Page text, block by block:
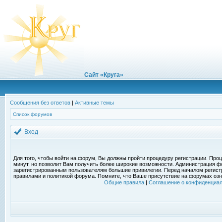
Сайт «Круга»
Сообщения без ответов | Активные темы
Список форумов
Вход
Для того, чтобы войти на форум, Вы должны пройти процедуру регистрации.
минут, но позволит Вам получить более широкие возможности. Администрация
зарегистрированным пользователям большие привилегии. Перед началом
правилами и политикой форума. Помните, что Ваше присутствие на форумах
Общие правила| Соглашение о